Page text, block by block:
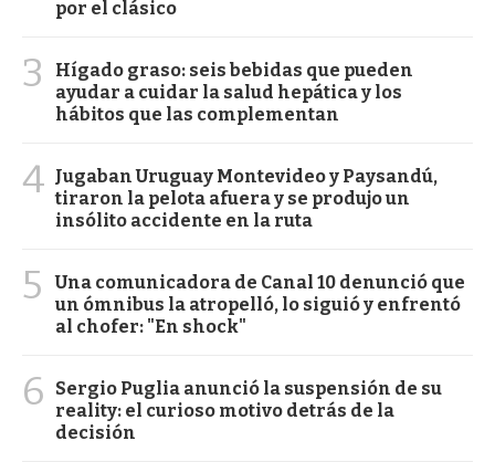
por el clásico
3
Hígado graso: seis bebidas que pueden
ayudar a cuidar la salud hepática y los
hábitos que las complementan
4 Jugaban Uruguay Montevideo y Paysandú,
tiraron la pelota afuera y se produjo un
insólito accidente en la ruta
5
Una comunicadora de Canal 10 denunció que
un ómnibus la atropelló, lo siguió y enfrentó
al chofer: "En shock"
6
Sergio Puglia anunció la suspensión de su
reality: el curioso motivo detrás de la
decisión